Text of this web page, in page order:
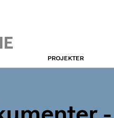
PROJEKTER